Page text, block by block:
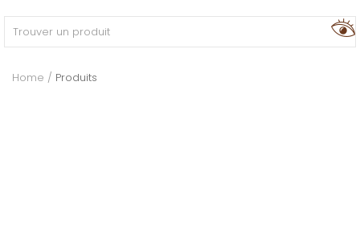
Home
MEUBLEZ
Home Produits